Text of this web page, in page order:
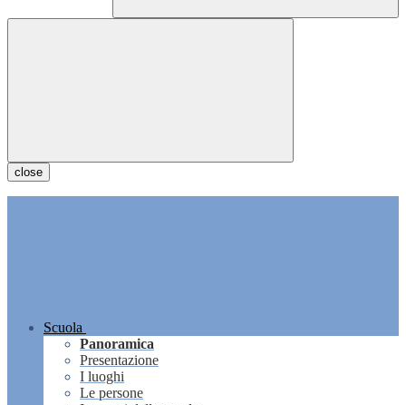
close
Scuola
Panoramica
Presentazione
I luoghi
Le persone